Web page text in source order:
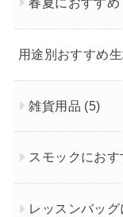
用途別おすすめ
雑貨用品 (5)
スモックにお
レッスンバッ